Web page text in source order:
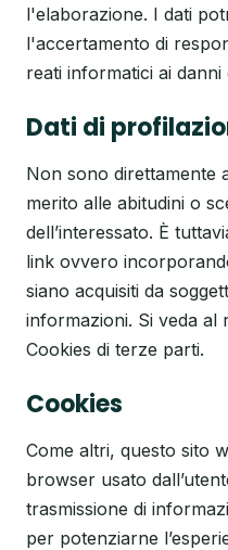
l'elaborazione. I dati
l'accertamento di
reati informatici ai danni
Dati di
Non sono direttamente
merito alle abitudini o
dell’interessato. È
link ovvero
siano acquisiti da
informazioni. Si veda al
Cookies di terze parti.
Cookies
Come altri, questo sito
browser usato
trasmissione di
per potenziarne